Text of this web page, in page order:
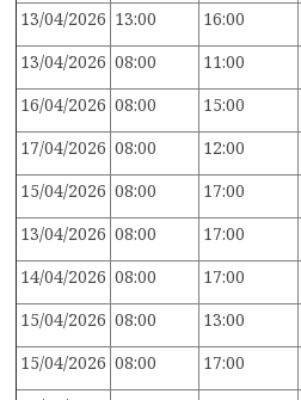
13/04/2026 13:00 16:00
13/04/2026 08:00 11:00
16/04/2026 08:00 15:00
17/04/2026 08:00 12:00
15/04/2026 08:00 17:00
13/04/2026 08:00 17:00
14/04/2026 08:00 17:00
15/04/2026 08:00 13:00
15/04/2026 08:00 17:00